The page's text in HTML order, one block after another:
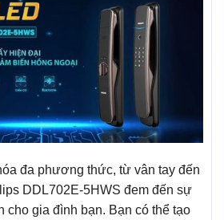
đa phương thức, từ vân tay đến
DDL702E-5HWS đem đến sự
cho gia đình bạn. Bạn có thể tạo